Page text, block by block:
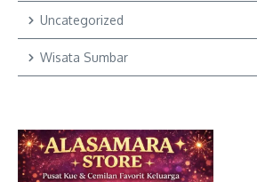
Uncategorized
Wisata Sumbar